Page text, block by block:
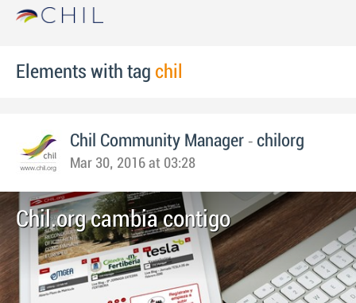
Elements with tag chil
Chil Community Manager - chilorg
Mar 30, 2016 at 03:28
Chil.org cambia contigo